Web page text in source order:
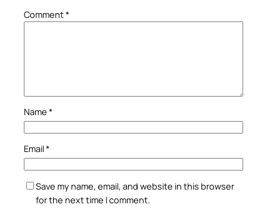
Comment*
Name *
Email*
Save my name, email, and website in this browser
for the next time I comment.